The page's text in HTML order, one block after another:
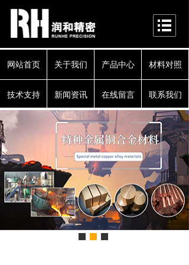
网站首页 关于我们 产品中心 材料对照
技术支持 新闻资讯 在线留言 联系我们